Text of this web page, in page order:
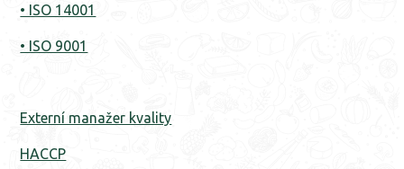
• ISO 14001
• ISO 9001
Externí manažer kvality
HACCP